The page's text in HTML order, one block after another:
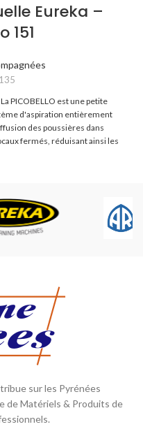
Eureka –
151
La PICOBELLO est une petite
d'aspiration entièrement
des poussières dans
fermés, réduisant ainsi les
sur les Pyrénées
de Matériels & Produits de